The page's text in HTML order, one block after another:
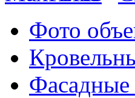
Фото
Фасадные